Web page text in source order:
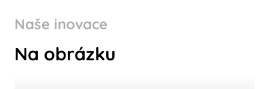
Naše inovace
Na obrázku